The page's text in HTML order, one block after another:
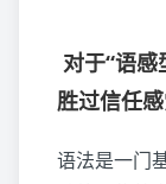
对于“语感
胜过信任
语法是一门